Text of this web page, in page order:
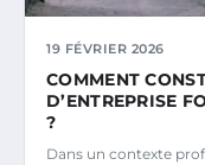
19 FÉVRIER 2026
COMMENT
D’ENTREPRISE
?
Dans un contexte